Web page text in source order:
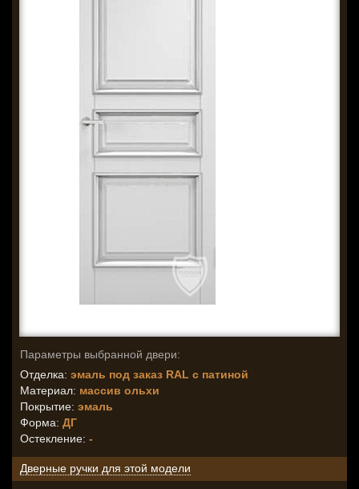
Параметры выбранной двери:
Отделка: эмаль под заказ RAL с патиной
Материал: массив ольхи
Покрытие: эмаль
Форма: ДГ
Остекление: -
Дверные ручки для этой модели